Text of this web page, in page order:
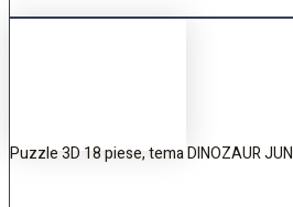
Puzzle 3D 18 piese, tema DINOZAUR